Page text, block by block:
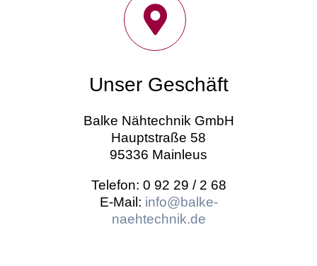
Unser Geschäft
Balke Nähtechnik GmbH
Hauptstraße 58
95336 Mainleus
Telefon: 0 92 29 / 2 68
E-Mail: info@balke-
naehtechnik.de